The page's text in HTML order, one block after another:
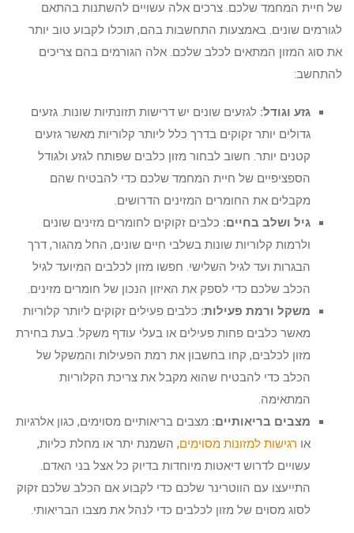
של חיית המחמד שלכם. צרכים אלה עשויים להשתנות בהתאם
לגורמים שונים. באמצעות התחשבות בהם, תוכלו לקבוע טוב יותר
את סוג המזון המתאים לכלב שלכם. אלה הגורמים בהם צריכים
להתחשב:
גזע וגודל:לגזעים שונים יש דרישות תזונתיות שונות. גזעים
גדולים יותר זקוקים בדרך כלל ליותר קלוריות מאשר גזעים
קטנים יותר. חשוב לבחור מזון כלבים שפותח לגזע ולגודל
הספציפיים של חיית המחמד שלכם כדי להבטיח שהם
מקבלים את החומרים המזינים הדרושים.
גיל ושלב בחיים:כלבים זקוקים לחומרים מזינים שונים
ולרמות קלוריות שונות בשלבי חיים שונים, החל מהגור, דרך
הבגרות ועד לגיל השלישי. חפשו מזון לכלבים המיועד לגיל
הכלב שלכם כדי לספק את האיזון הנכון של חומרים מזינים.
משקל ורמת פעילות:כלבים פעילים זקוקים ליותר קלוריות
מאשר כלבים פחות פעילים או בעלי עודף משקל. בעת בחירת
מזון לכלבים, קחו בחשבון את רמת הפעילות והמשקל של
הכלב כדי להבטיח שהוא מקבל את צריכת הקלוריות
המתאימה.
מצבים בריאותיים:מצבים בריאותיים מסוימים, כגון אלרגיות
אורגישות למזונות מסוימים, השמנת יתר או מחלת כליות,
עשויים לדרוש דיאטות מיוחדות בדיוק כל אצל בני האדם.
התייעצו עם הווטרינר שלכם כדי לקבוע אם הכלב שלכם זקוק
לסוג מסוים של מזון לכלבים כדי לנהל את מצבו הבריאותי.